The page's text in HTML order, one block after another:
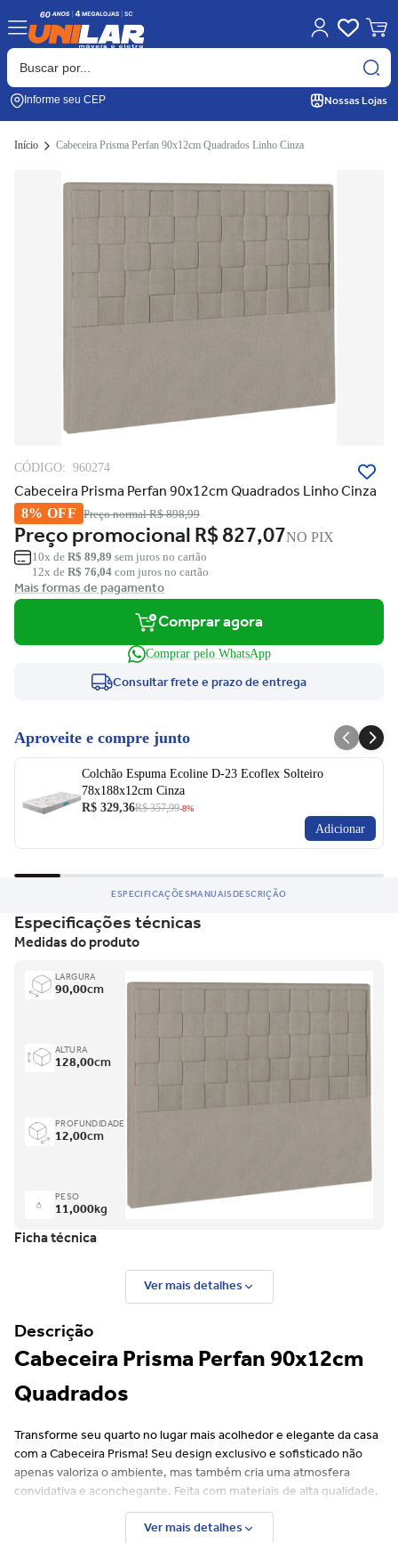
Informe seu CEP Nossas Lojas
Início Cabeceira Prisma Perfan 90x12cm Quadrados Linho Cinza
CÓDIGO: 960274
Cabeceira Prisma Perfan 90x12cm Quadrados Linho Cinza
8% OFF Preço normalR$ 898,99
Preço promocionalR$ 827,07NO PIX
10x de R$ 89,89 sem juros no cartão
12x de R$ 76,04 com juros no cartão
Mais formas de pagamento
Comprar agora
Comprar pelo WhatsApp
Consultar frete e prazo de entrega
Aproveite e compre junto
Colchão Espuma Ecoline D-23 Ecoflex Solteiro
78x188x12cm Cinza
R$ 329,36R$ 357,99-8%
Adicionar
ESPECIFICAÇÕESMANUAISDESCRIÇÃO
Especificações técnicas
Medidas do produto
LARGURA
90,00cm
ALTURA
128,00cm
PROFUNDIDADE
12,00cm
PESO
11,000kg
Ficha técnica
Ver mais detalhes
Descrição
Cabeceira Prisma Perfan 90x12cm
Quadrados
Transforme seu quarto no lugar mais acolhedor e elegante da casa
com a Cabeceira Prisma! Seu design exclusivo e sofisticado não
apenas valoriza o ambiente, mas também cria uma atmosfera
convidativa e aconchegante. Feita com materiais de alta qualidade,
a Cabeceira Prisma foi idealizada especialmente para você que
busca conforto e estilo. Não perca tempo, adquira a sua agora!
Ver mais detalhes